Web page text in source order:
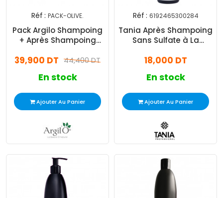
Réf : PACK-OLIVE.
Pack Argilo Shampoing
+ Après Shampoing
44,400 DT
39,900 DT
En stock
Ajouter Au Panier
Réf : 6192465300284
Tania Après Shampoing
Sans Sulfate à La
18,000 DT
En stock
Ajouter Au Panier